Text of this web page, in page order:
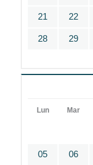
21 22
28 29
Lun Mar
05 06